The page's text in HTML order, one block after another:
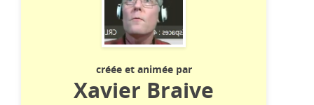
créée et animée par
Xavier Braive